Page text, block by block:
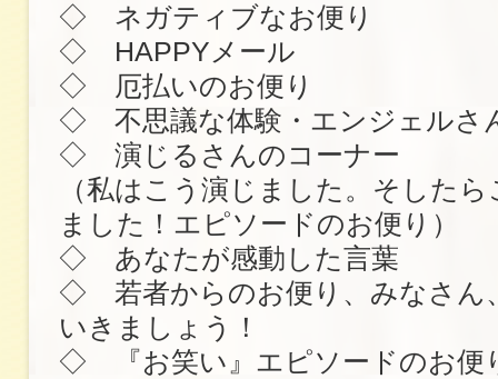
◇ ネガティブなお便り
◇ HAPPYメール
◇ 厄払いのお便り
◇ 不思議な体験・エンジェルさ
◇ 演じるさんのコーナー
（私はこう演じました。そした
ました！エピソードのお便り）
◇ あなたが感動した言葉
◇ 若者からのお便り、みなさん
いきましょう！
◇ 『お笑い』エピソードのお便